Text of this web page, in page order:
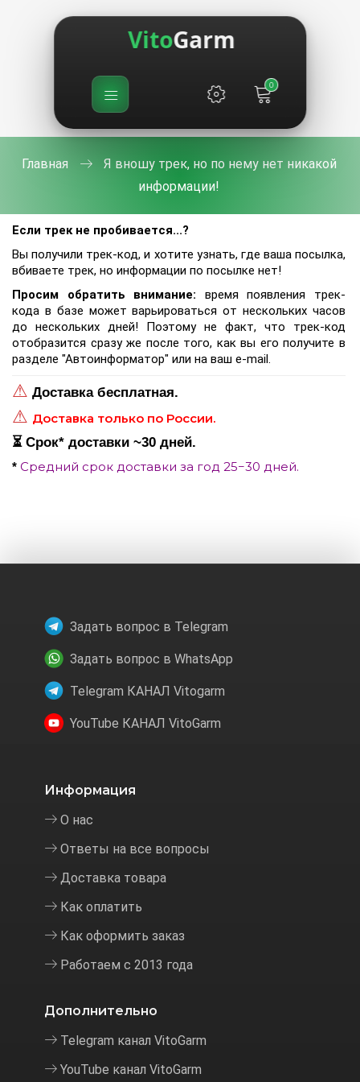
VitoGarm
0
Главная
Я вношу трек, но по нему нет никакой
информации!
Если трек не пробивается...?
Вы получили трек-код, и хотите узнать, где ваша посылка,
вбиваете трек, но информации по посылке нет!
Просим обратить внимание: время появления трек-
кода в базе может варьироваться от нескольких часов
до нескольких дней! Поэтому не факт, что трек-код
отобразится сразу же после того, как вы его получите в
разделе "Автоинформатор" или на ваш e-mail.
⚠ Доставка бесплатная.
⚠ Доставка только по России.
⏳ Срок* доставки ~30 дней.
* Средний срок доставки за год 25−30 дней.
Задать вопрос в Telegram
Задать вопрос в WhatsApp
Telegram КАНАЛ Vitogarm
YouTube КАНАЛ VitoGarm
Информация
О нас
Ответы на все вопросы
Доставка товара
Как оплатить
Как оформить заказ
Работаем с 2013 года
Дополнительно
Telegram канал VitoGarm
YouTube канал VitoGarm